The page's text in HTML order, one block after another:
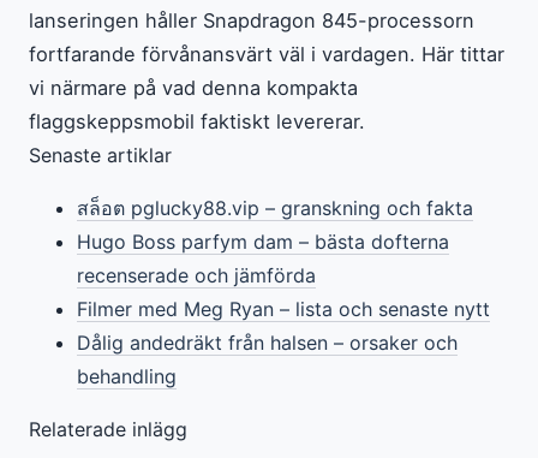
lanseringen håller Snapdragon 845-processorn
fortfarande förvånansvärt väl i vardagen. Här tittar
vi närmare på vad denna kompakta
flaggskeppsmobil faktiskt levererar.
Senaste artiklar
สล็อต pglucky88.vip – granskning och fakta
Hugo Boss parfym dam – bästa dofterna
recenserade och jämförda
Filmer med Meg Ryan – lista och senaste nytt
Dålig andedräkt från halsen – orsaker och
behandling
Relaterade inlägg